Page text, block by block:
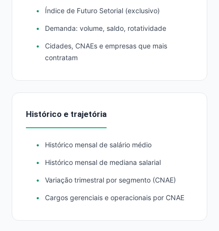
Índice de Futuro Setorial (exclusivo)
Demanda: volume, saldo, rotatividade
Cidades, CNAEs e empresas que mais
contratam
Histórico e trajetória
Histórico mensal de salário médio
Histórico mensal de mediana salarial
Variação trimestral por segmento (CNAE)
Cargos gerenciais e operacionais por CNAE